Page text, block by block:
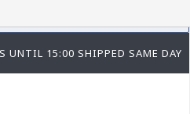
UNTIL 15:00 SHIPPED SAME DAY